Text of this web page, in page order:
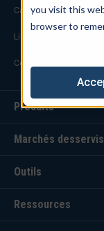
you visit this
browser to
Carrières
Liens de l’industrie
Certification ISO 9001
Produits
Marchés desservis
Outils
Ressources